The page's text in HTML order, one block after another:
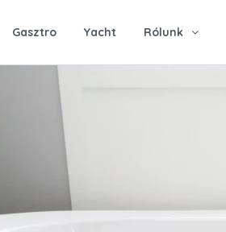
Gasztro Yacht Rólunk